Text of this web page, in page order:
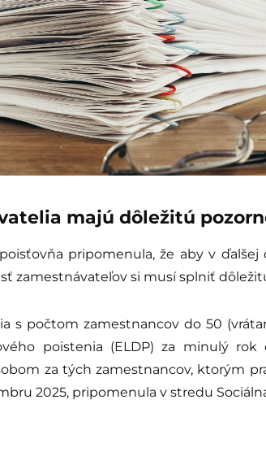
majú dôležitú
poisťovňa pripomenula, že aby v
zamestnávateľov si musí splniť
s počtom zamestnancov do 50
poistenia (ELDP) za minulý
za tých zamestnancov, ktorým
2025, pripomenula v stredu